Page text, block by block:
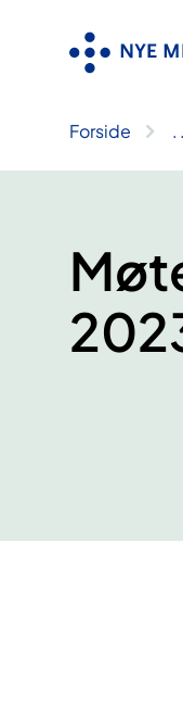
Forside ..